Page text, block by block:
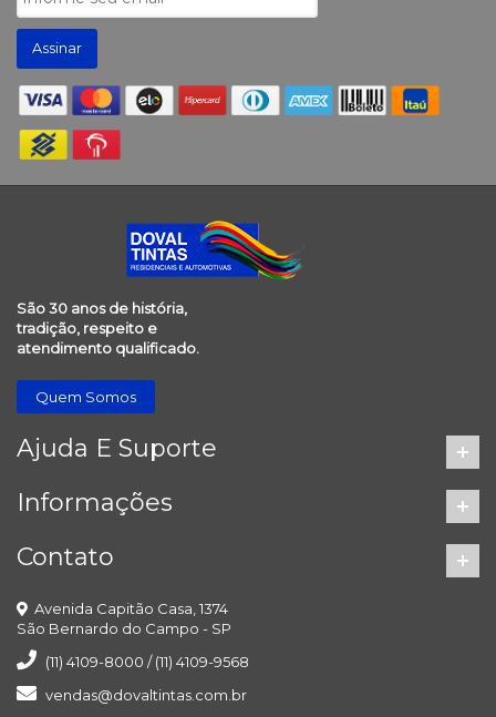
Assinar
São 30 anos de história,
tradição, respeito e
atendimento qualificado.
Quem Somos
Ajuda E Suporte
Informações
Contato
Avenida Capitão Casa, 1374
São Bernardo do Campo - SP
(11) 4109-8000 / (11) 4109-9568
vendas@dovaltintas.com.br